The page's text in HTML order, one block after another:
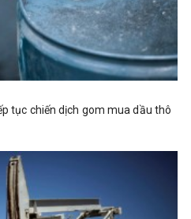
tục chiến dịch gom mua dầu thô